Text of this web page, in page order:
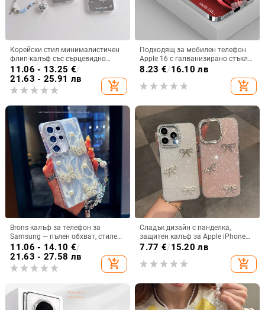
Корейски стил минималистичен
флип-калъф със сърцевидно
огледало за Samsung Galaxy Z
Flip 3/4/5
11.06 - 13.25 €/
21.63 - 25.91 лв
add_shopping_cart
Подходящ за мобилен телефон
Apple 16 с галванизирано стъкло
и ослепителна течаща светлина,
семпъл iPhone 17 Pro, модерен и
лек луксозен 14 Plus.
8.23 €/16.10 лв
add_shopping_cart
Brons калъф за телефон за
Samsung — пълен обхват, стилен
и креативен дизайн, TPU
материал, удароустойчив
11.06 - 14.10 €/
21.63 - 27.58 лв
add_shopping_cart
Сладък дизайн с панделка,
защитен калъф за Apple iPhone
11–15 Pro Max, пълен обхват
7.77 €/15.20 лв
add_shopping_cart